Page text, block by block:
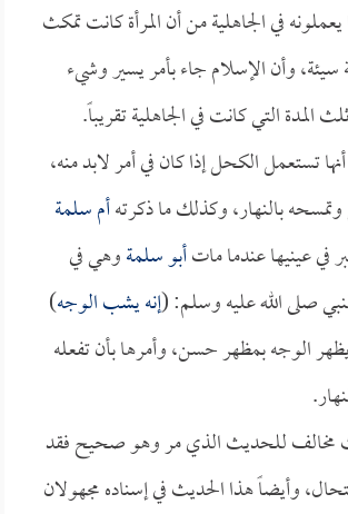
في الجاهلية من أن المرأة كانت تمكث
سيئة، وأن الإسلام جاء بأمر يسير وشيء
المدة التي كانت في الجاهلية تقريباً.
تستعمل الكحل إذا كان في أمر لابد منه،
وتمسحه بالنهار، وكذلك ما ذكرتهأم سلمة
في عينيها عندما ماتأبو سلمةوهي في
صلى الله عليه وسلم: (إنه يشب الوجه)
الوجه بمظهر حسن، وأمرها بأن تفعله
مخالف للحديث الذي مر وهو صحيح فقد
وأيضاً هذا الحديث في إسناده مجهولان